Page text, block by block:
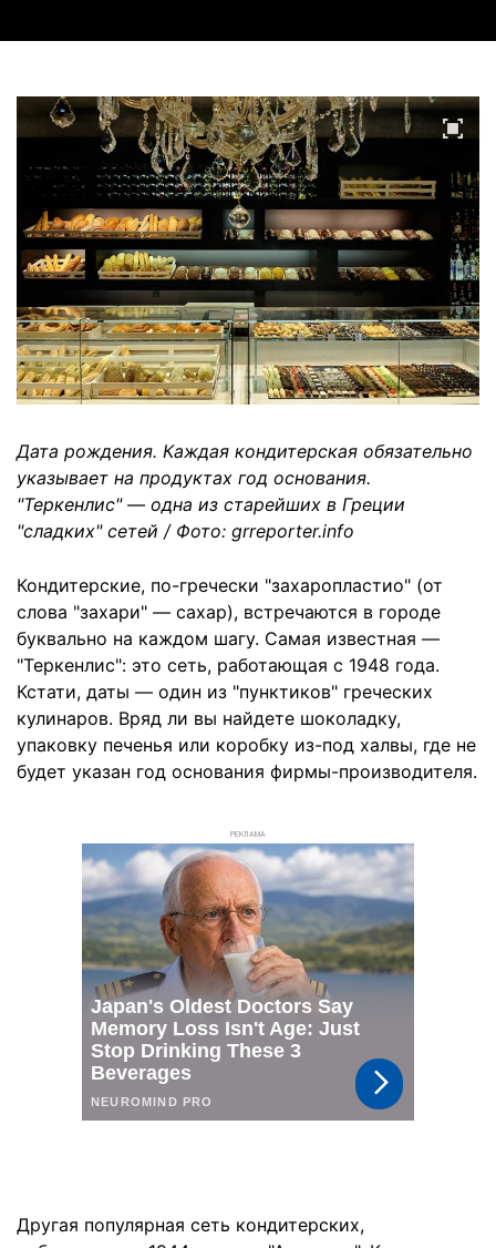
Дата рождения. Каждая кондитерская обязательно
указывает на продуктах год основания.
"Теркенлис"— одна из старейших в Греции
"сладких" сетей / Фото: grreporter.info
Кондитерские, по-гречески "захаропластио" (от
слова "захари" — сахар), встречаются в городе
буквально на каждом шагу. Самая известная —
"Теркенлис": это сеть, работающая с 1948 года.
Кстати, даты — один из "пунктиков" греческих
кулинаров. Вряд ли вы найдете шоколадку,
упаковку печенья или коробку из-под халвы, где не
будет указан год основания фирмы-производителя.
РЕКЛАМА
Другая популярная сеть кондитерских,